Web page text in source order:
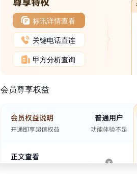
标讯详情查看
关键电话直连
甲方分析查询
会员尊享权益